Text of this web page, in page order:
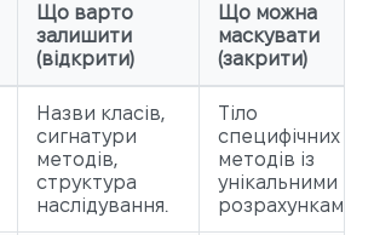
Що варто
залишити
(відкрити)
Що можна
маскувати
(закрити)
Назви класів,
сигнатури
методів,
структура
наслідування.
Тіло
специфічних
методів із
унікальними
розрахунками.